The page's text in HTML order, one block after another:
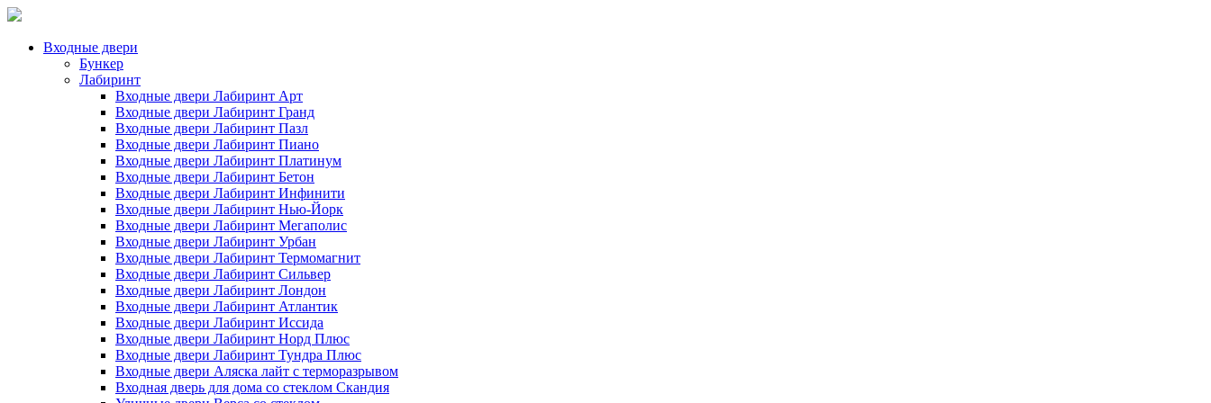
Входные двери
Бункер
Лабиринт
Входные двери Лабиринт Арт
Входные двери Лабиринт Гранд
Входные двери Лабиринт Пазл
Входные двери Лабиринт Пиано
Входные двери Лабиринт Платинум
Входные двери Лабиринт Бетон
Входные двери Лабиринт Инфинити
Входные двери Лабиринт Нью-Йорк
Входные двери Лабиринт Мегаполис
Входные двери Лабиринт Урбан
Входные двери Лабиринт Термомагнит
Входные двери Лабиринт Сильвер
Входные двери Лабиринт Лондон
Входные двери Лабиринт Атлантик
Входные двери Лабиринт Иссида
Входные двери Лабиринт Норд Плюс
Входные двери Лабиринт Тундра Плюс
Входные двери Аляска лайт с терморазрывом
Входная дверь для дома со стеклом Скандия